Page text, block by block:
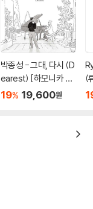
박종성 - 그대, 다시 (D
earest) [하모니카 연
주집]
19% 19,600원
(